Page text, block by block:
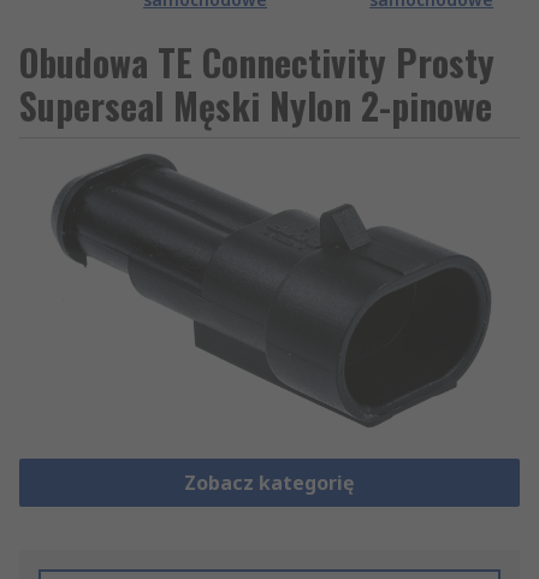
Obudowa TE Connectivity Prosty
Superseal Męski Nylon 2-pinowe
Zobacz kategorię